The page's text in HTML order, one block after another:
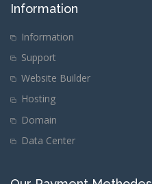
Information
Information
Support
Website Builder
Hosting
Domain
Data Center